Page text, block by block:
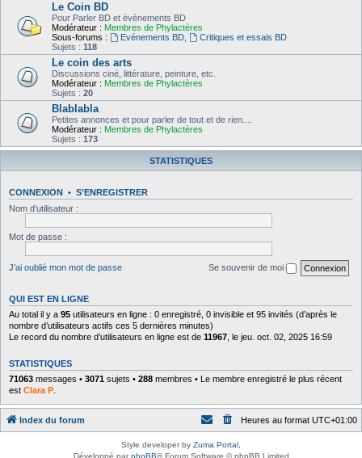
Le Coin BD
Pour Parler BD et évènements BD
Modérateur : Membres de Phylactères
Sous-forums :
Evénements BD,
Critiques et essais BD
Sujets : 118
Le coin des arts
Discussions ciné, littérature, peinture, etc.
Modérateur : Membres de Phylactères
Sujets : 20
Blablabla
Petites annonces et pour parler de tout et de rien....
Modérateur : Membres de Phylactères
Sujets : 173
STATISTIQUES
CONNEXION • S’ENREGISTRER
Nom d’utilisateur :
Mot de passe :
J’ai oublié mon mot de passe Se souvenir de moi
QUI EST EN LIGNE
Au total il y a 95 utilisateurs en ligne : 0 enregistré, 0 invisible et 95 invités (d’après le
nombre d’utilisateurs actifs ces 5 dernières minutes)
Le record du nombre d’utilisateurs en ligne est de 11967 , le jeu. oct. 02, 2025 16:59
STATISTIQUES
71063 messages • 3071 sujets • 288 membres • Le membre enregistré le plus récent
est Clara P
Index du forum Heures au format UTC+01:00
Style developer by Zuma Portal
Développé parphpBB® Forum Software © phpBB Limited